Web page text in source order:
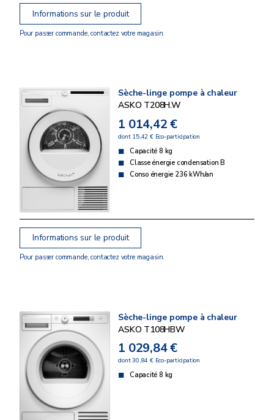
Informations sur le produit
Pour passer commande, contactez votre magasin.
Sèche-linge pompe à chaleur
ASKO T208H.W
1 014,42 €
dont 15,42 € Eco-participation
Capacité 8 kg
Classe énergie condensation B
Conso énergie 236 kWh/an
Informations sur le produit
Pour passer commande, contactez votre magasin.
Sèche-linge pompe à chaleur
ASKO T108HBW
1 029,84 €
dont 30,84 € Eco-participation
Capacité 8 kg